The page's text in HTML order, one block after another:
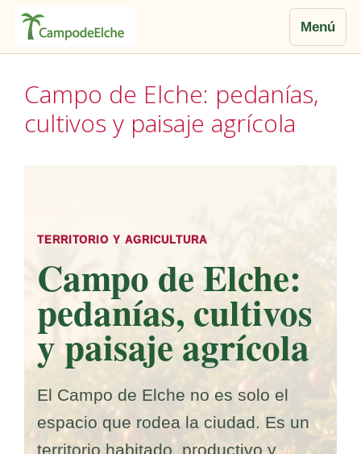
Menú
contenido
Campo de Elche: pedanías,
cultivos y paisaje agrícola
TERRITORIO Y AGRICULTURA
Campo de Elche:
pedanías, cultivos
y paisaje agrícola
El Campo de Elche no es solo el
espacio que rodea la ciudad. Es un
territorio habitado, productivo y